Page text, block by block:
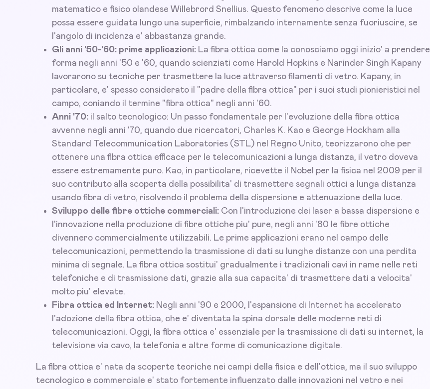
matematico e fisico olandese Willebrord Snellius. Questo fenomeno descrive come la luce
possa essere guidata lungo una superficie, rimbalzando internamente senza fuoriuscire, se
l'angolo di incidenza e' abbastanza grande.
Gli anni '50-'60: prime applicazioni: La fibra ottica come la conosciamo oggi inizio' a prendere
forma negli anni '50 e '60, quando scienziati come Harold Hopkins e Narinder Singh Kapany
lavorarono su tecniche per trasmettere la luce attraverso filamenti di vetro. Kapany, in
particolare, e' spesso considerato il "padre della fibra ottica" per i suoi studi pionieristici nel
campo, coniando il termine "fibra ottica" negli anni '60.
Anni '70: il salto tecnologico: Un passo fondamentale per l'evoluzione della fibra ottica
avvenne negli anni '70, quando due ricercatori, Charles K. Kao e George Hockham alla
Standard Telecommunication Laboratories (STL) nel Regno Unito, teorizzarono che per
ottenere una fibra ottica efficace per le telecomunicazioni a lunga distanza, il vetro doveva
essere estremamente puro. Kao, in particolare, ricevette il Nobel per la fisica nel 2009 per il
suo contributo alla scoperta della possibilita' di trasmettere segnali ottici a lunga distanza
usando fibra di vetro, risolvendo il problema della dispersione e attenuazione della luce.
Sviluppo delle fibre ottiche commerciali: Con l'introduzione dei laser a bassa dispersione e
l'innovazione nella produzione di fibre ottiche piu' pure, negli anni '80 le fibre ottiche
divennero commercialmente utilizzabili. Le prime applicazioni erano nel campo delle
telecomunicazioni, permettendo la trasmissione di dati su lunghe distanze con una perdita
minima di segnale. La fibra ottica sostitui' gradualmente i tradizionali cavi in rame nelle reti
telefoniche e di trasmissione dati, grazie alla sua capacita' di trasmettere dati a velocita'
molto piu' elevate.
Fibra ottica ed Internet: Negli anni '90 e 2000, l'espansione di Internet ha accelerato
l'adozione della fibra ottica, che e' diventata la spina dorsale delle moderne reti di
telecomunicazioni. Oggi, la fibra ottica e' essenziale per la trasmissione di dati su internet, la
televisione via cavo, la telefonia e altre forme di comunicazione digitale.
La fibra ottica e' nata da scoperte teoriche nei campi della fisica e dell'ottica, ma il suo sviluppo
tecnologico e commerciale e' stato fortemente influenzato dalle innovazioni nel vetro e nei